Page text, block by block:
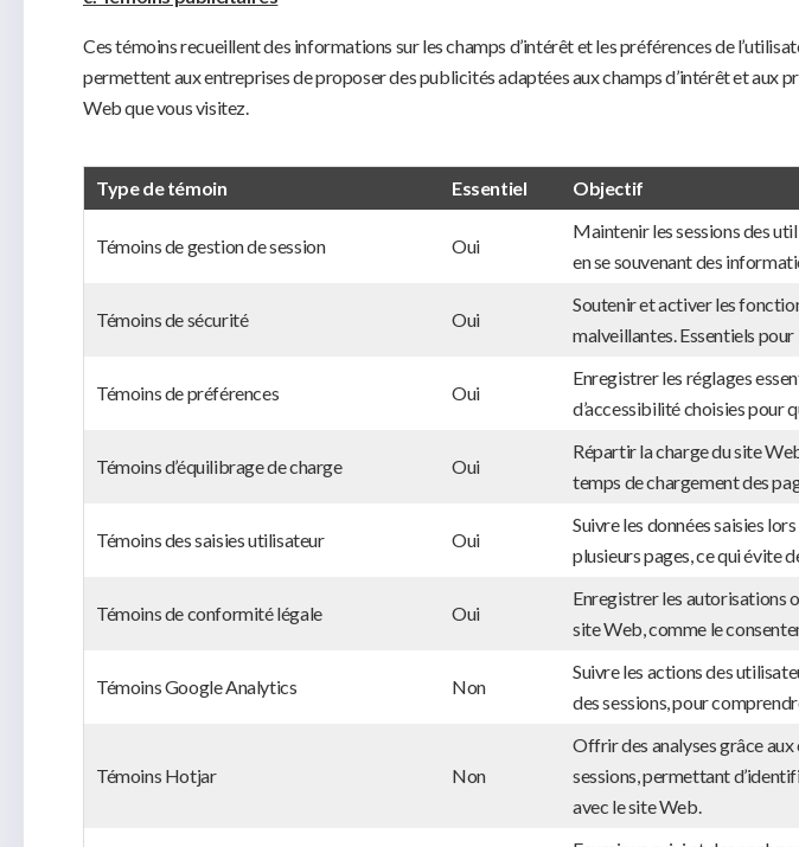
Ces témoins recueillent des informations sur les champs d’intérêt et les préférences de
permettent aux entreprises de proposer des publicités adaptées aux champs d’intérêt et aux
Web que vous visitez.
Type de témoin Essentiel Objectif
Témoins de gestion de session Oui
Maintenir les sessions des
en se souvenant des
Témoins de sécurité Oui
Soutenir et activer les
malveillantes. Essentiels
Témoins de préférences Oui
Enregistrer les réglages
d’accessibilité choisies pour
Témoins d’équilibrage de charge Oui
Répartir la charge du site
temps de chargement des
Témoins des saisies utilisateur Oui
Suivre les données saisies
plusieurs pages, ce qui évite
Témoins de conformité légale Oui
Enregistrer les autorisations
site Web, comme le
Témoins Google Analytics Non
Suivre les actions des
des sessions, pour
Témoins Hotjar Non
Offrir des analyses grâce
sessions, permettant
avec le site Web.